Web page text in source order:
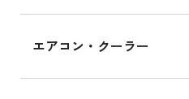
エアコン・クーラー